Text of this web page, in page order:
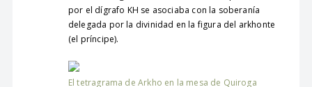
por el dígrafo KH se asociaba con la soberanía
delegada por la divinidad en la figura del arkhonte
(el príncipe).
El tetragrama de Arkho en la mesa de Quiroga